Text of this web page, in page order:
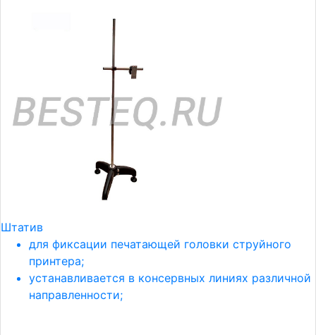
Штатив
для фиксации печатающей головки струйного
принтера;
устанавливается в консервных линиях различной
направленности;